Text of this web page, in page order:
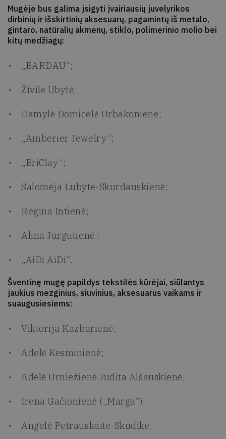
Mugėje bus galima įsigyti įvairiausių juvelyrikos
dirbinių ir išskirtinių aksesuarų, pagamintų iš metalo,
gintaro, natūralių akmenų, stiklo, polimerinio molio bei
kitų medžiagų:
„BARDAU“;
Živilė Ubytė;
Damylė Domicelė Urbakonienė;
„Amberier Jewelry“;
„BriClay“;
Salomėja Lubytė-Skurdauskienė;
Regina Intienė;
Alina Jurgutienė ;
„AiDi AiDi“.
Šventinę mugę papildys tekstilės kūrėjai, siūlantys
jaukius mezginius, siuvinius, aksesuarus vaikams ir
suaugusiesiems:
Viktorija Kazbarienė;
Adelė Kesminienė;
Adėlė Urniežienė Judita Alšauskienė;
Irena Gačionienė („Marga“);
Angelė Petrauskaitė-Skudikė;